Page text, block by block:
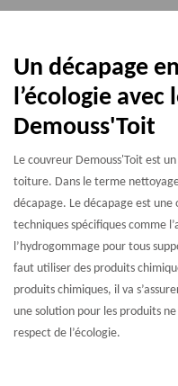
Un décapage
l’écologie avec
Demouss'Toit
Le couvreur Demouss'Toit est
toiture. Dans le terme
décapage. Le décapage est
techniques spécifiques comme
l’hydrogommage pour tous
faut utiliser des produits
produits chimiques, il va
une solution pour les produits
respect de l’écologie.